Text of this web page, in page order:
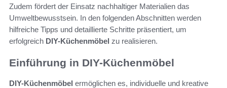
Zudem fördert der Einsatz nachhaltiger Materialien das
Umweltbewusstsein. In den folgenden Abschnitten werden
hilfreiche Tipps und detaillierte Schritte präsentiert, um
erfolgreich DIY-Küchenmöbel zu realisieren.
Einführung in DIY-Küchenmöbel
DIY-Küchenmöbel ermöglichen es, individuelle und kreative